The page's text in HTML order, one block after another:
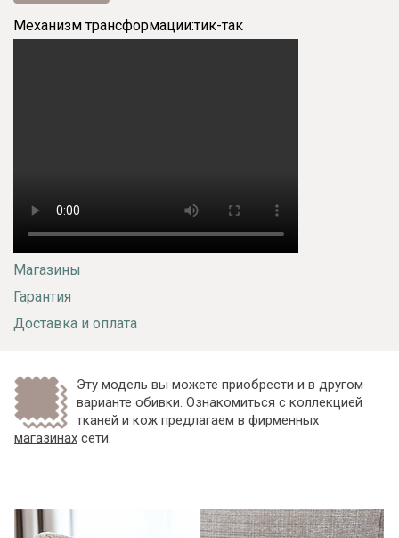
Механизм трансформации:тик-так
Магазины
Гарантия
Доставка и оплата
Эту модель вы можете приобрести и в другом
варианте обивки. Ознакомиться с коллекцией
тканей и кож предлагаем в фирменных
магазинах сети.